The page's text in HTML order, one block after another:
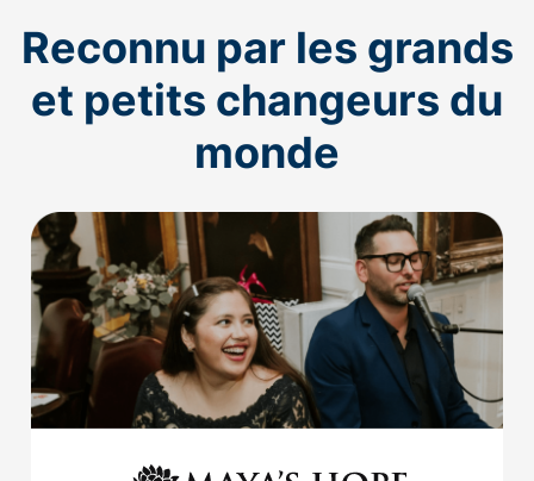
Reconnu par les grands
et petits changeurs du
monde